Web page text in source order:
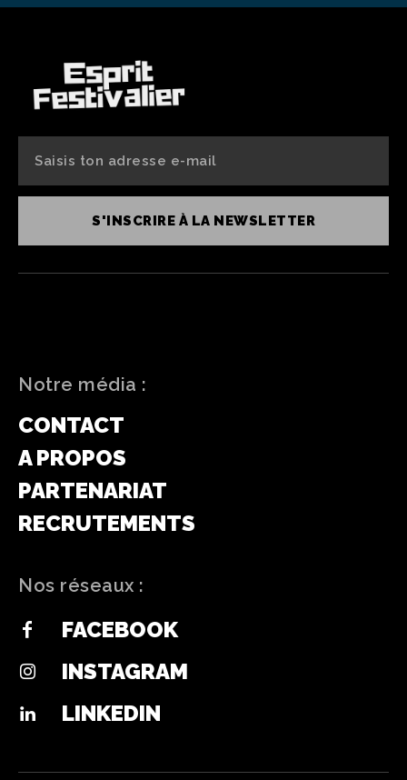
S'INSCRIRE À LA NEWSLETTER
Notre média :
CONTACT
A PROPOS
PARTENARIAT
RECRUTEMENTS
Nos réseaux :
FACEBOOK
INSTAGRAM
LINKEDIN